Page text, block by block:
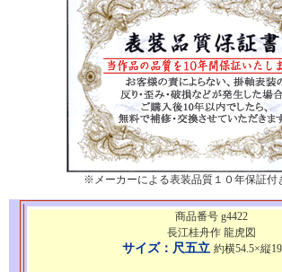
※メーカーによる表装品質１０年保証付
商品番号 g4422
長江桂舟作 龍虎図
サイズ：尺五立 約横54.5×縦